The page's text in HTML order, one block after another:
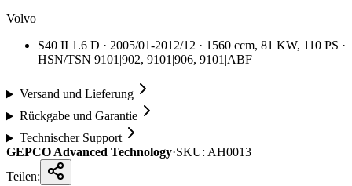
Volvo
S40 II 1.6 D · 2005/01-2012/12 · 1560 ccm, 81 KW, 110 PS ·
HSN/TSN 9101|902, 9101|906, 9101|ABF
Versand und Lieferung
Rückgabe und Garantie
Technischer Support
GEPCO Advanced Technology·SKU: AH0013
Teilen: